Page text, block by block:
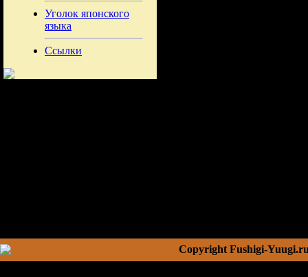
Уголок японского
языка
Ссылки
Copyright Fushigi-